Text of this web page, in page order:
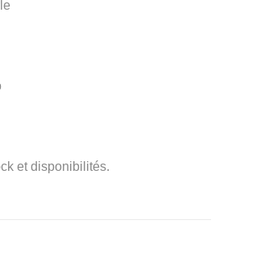
et disponibilités.